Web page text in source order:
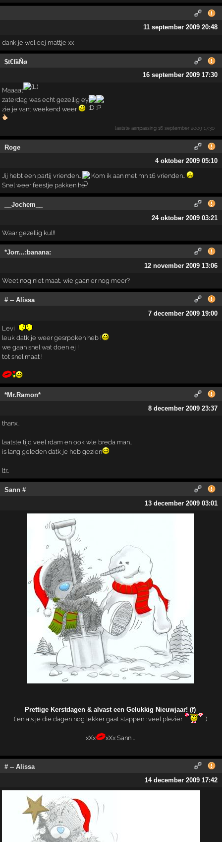
11 september 2009 20:48
dank je wel eej mattje xx
$t€fãÑø
16 september 2009 17:30
Maaaat
zaterdag was echt gezellig ey
zie je vant weekend weer
laatste aanpassing16 september 2009 17:30
Roge
4 oktober 2009 05:10
Jij hebt een partij vrienden..
Kom ik aan met mn 16 vrienden..
Snel weer feestje pakken he..
__Jochem__
24 oktober 2009 03:21
Waar gezellig kul!!
*Jorr...:banana:
12 november 2009 13:06
Weet nog niet maat, wie gaan er nog meer?
# -- Alissa
7 december 2009 19:00
Levi
leuk datk je weer gesrpoken heb !
we gaan snel wat doen ej !
tot snel maat !
*Mr.Ramon*
8 december 2009 23:37
thanx..
laatste tijd veel rdam en ook wle breda man..
is lang geleden datk je heb gezien
ltr..
Sann #
13 december 2009 03:01
Prettige Kerstdagen & alvast een Gelukkig Nieuwjaar! (f)
( en als je die dagen nog lekker gaat stappen : veel plezier
)
xXx xXx Sann ..
# -- Alissa
14 december 2009 17:42